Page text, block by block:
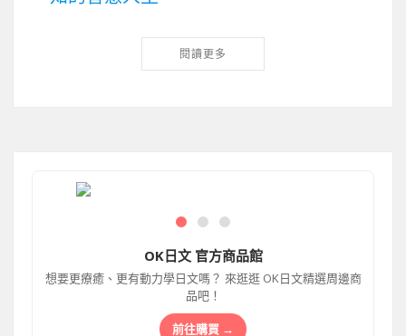
閱讀更多
OK日文 官方商品館
想要更療癒、更有動力學日文嗎？ 來逛逛 OK日文精選周邊商
品吧！
前往購買 →